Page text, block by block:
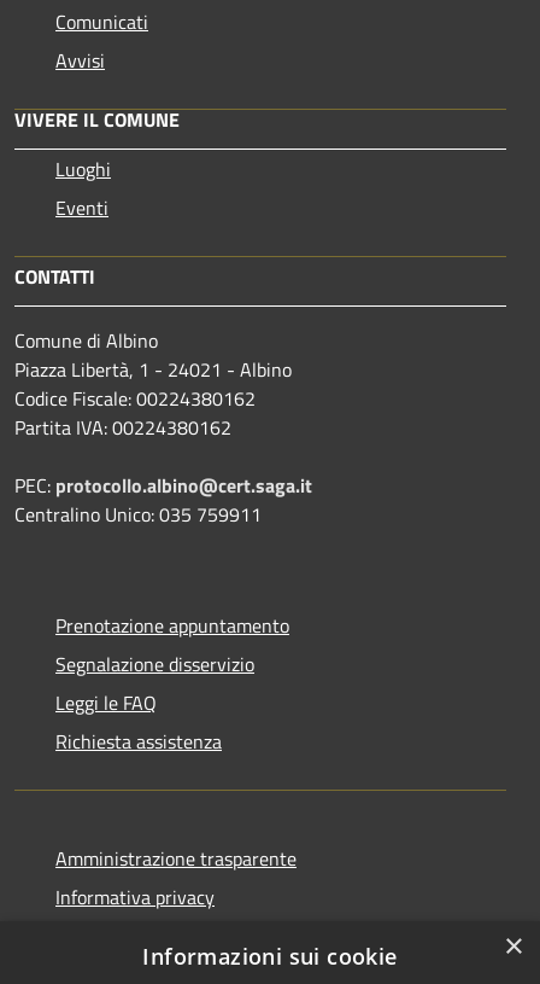
Comunicati
Avvisi
VIVERE IL COMUNE
Luoghi
Eventi
CONTATTI
Comune di Albino
Piazza Libertà, 1 - 24021 - Albino
Codice Fiscale: 00224380162
Partita IVA: 00224380162
PEC: protocollo.albino@cert.saga.it
Centralino Unico: 035 759911
Prenotazione appuntamento
Segnalazione disservizio
Leggi le FAQ
Richiesta assistenza
Amministrazione trasparente
Informativa privacy
×
Informazioni sui cookie